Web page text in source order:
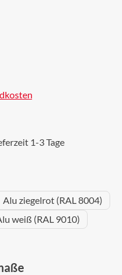
1-3 Tage
Alu ziegelrot (RAL 8004)
weiß (RAL 9010)
auswählen